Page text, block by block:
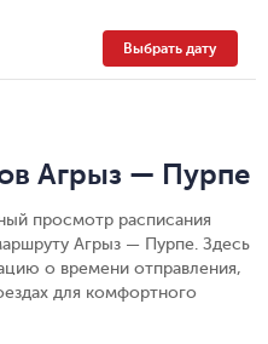
Выбрать дату
Агрыз — Пурпе
просмотр расписания
Агрыз — Пурпе. Здесь
о времени отправления,
для комфортного